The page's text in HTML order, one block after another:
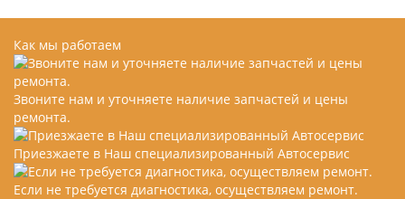
Как мы работаем
Звоните нам и уточняете наличие запчастей и цены
ремонта.
Приезжаете в Наш специализированный Автосервис
Если не требуется диагностика, осуществляем ремонт.